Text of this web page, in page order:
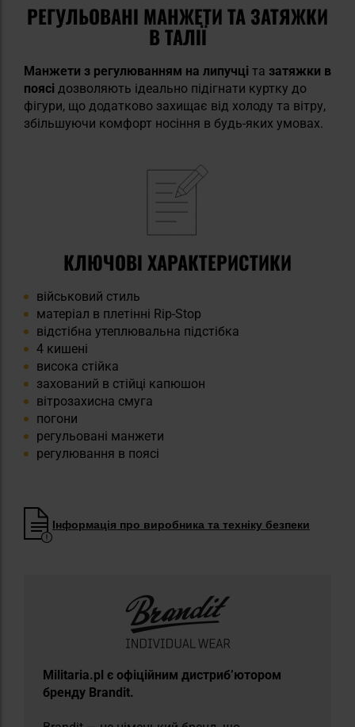
РЕГУЛЬОВАНІ МАНЖЕТИ ТА ЗАТЯЖКИ
В ТАЛІЇ
Манжети з регулюванням на липучці та затяжки в
поясі дозволяють ідеально підігнати куртку до
фігури, що додатково захищає від холоду та вітру,
збільшуючи комфорт носіння в будь-яких умовах.
КЛЮЧОВІ ХАРАКТЕРИСТИКИ
військовий стиль
матеріал в плетінні Rip-Stop
відстібна утеплювальна підстібка
4 кишені
висока стійка
захований в стійці капюшон
вітрозахисна смуга
погони
регульовані манжети
регулювання в поясі
Інформація про виробника та техніку безпеки
​Militaria.pl є офіційним дистриб’ютором
бренду Brandit.